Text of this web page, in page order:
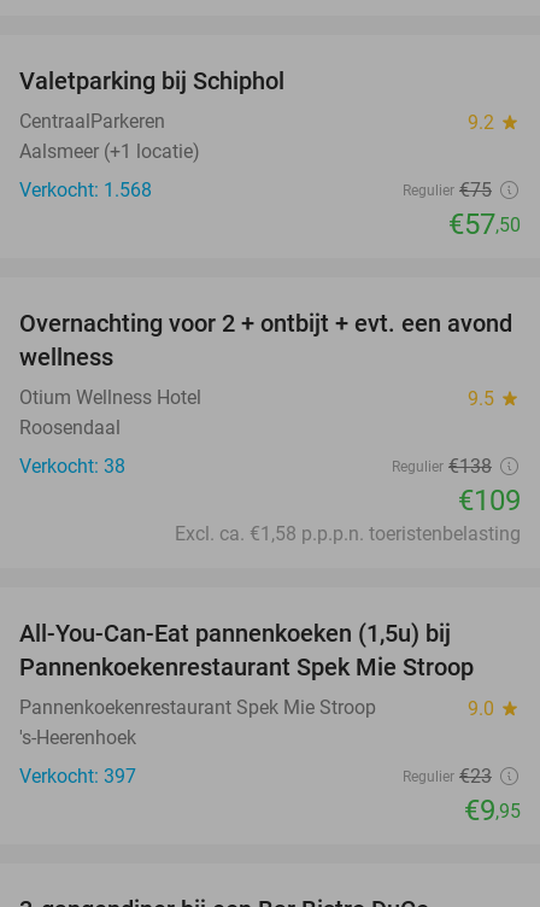
Valetparking bij Schiphol
CentraalParkeren 9.2 star
Aalsmeer (+1 locatie)
Verkocht: 1.568
Regulier €75
€57,50
21%
Overnachting voor 2 + ontbijt + evt. een avond
wellness
Otium Wellness Hotel 9.5 star
Roosendaal
Verkocht: 38
Regulier €138
€109
Excl. ca. €1,58 p.p.p.n. toeristenbelasting
All-You-Can-Eat pannenkoeken (1,5u) bij
Pannenkoekenrestaurant Spek Mie Stroop
Pannenkoekenrestaurant Spek Mie Stroop 9.0 star
's-Heerenhoek
Verkocht: 397
Regulier €23
€9,95